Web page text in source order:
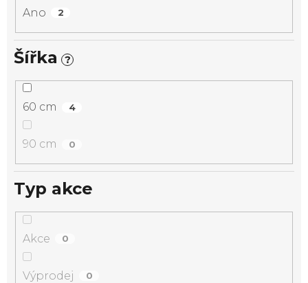
Ano 2
Šířka ?
60 cm 4
90 cm 0
Typ akce
Akce 0
Výprodej 0